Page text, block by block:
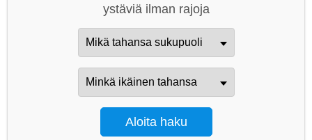
ystäviä ilman rajoja